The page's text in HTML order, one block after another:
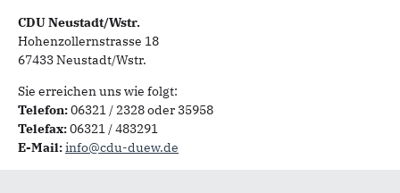
CDU Neustadt/Wstr.
Hohenzollernstrasse 18
67433 Neustadt/Wstr.
Sie erreichen uns wie folgt:
Telefon:06321 / 2328 oder 35958
Telefax:06321 / 483291
E-Mail:info@cdu-duew.de